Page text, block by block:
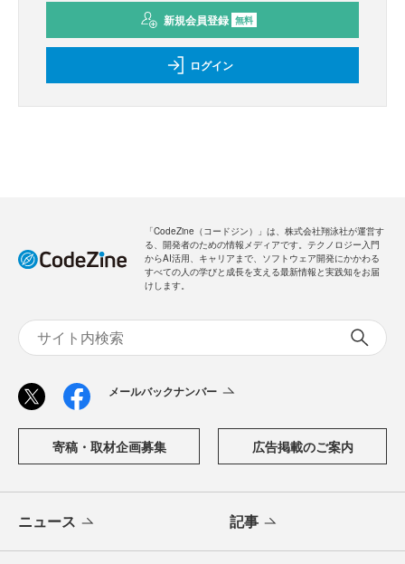
新規会員登録 無料
ログイン
「CodeZine（コードジン）」は、株式会社翔泳社が運営す
る、開発者のための情報メディアです。テクノロジー入門
からAI活用、キャリアまで、ソフトウェア開発にかかわる
すべての人の学びと成長を支える最新情報と実践知をお届
けします。
メールバックナンバー
寄稿・取材企画募集 広告掲載のご案内
ニュース 記事